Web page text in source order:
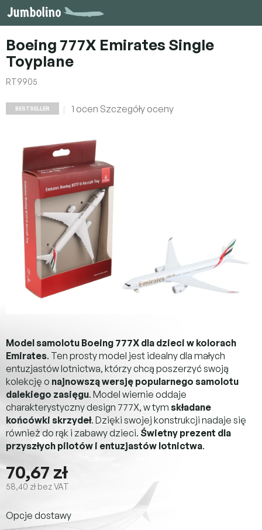
Przejść
do
Boeing 777X Emirates Single
Toyplane
RT9905
BESTSELLER
Średnia
wynosi
na
5
gwiazdek.
1 ocen Szczegóły oceny
70,67 zł
58,40 zł bez VAT
jednostkowa:
Opcje dostawy
Model samolotu Boeing 777X dla dzieci w kolorach
Emirates. Ten prosty model jest idealny dla małych
entuzjastów lotnictwa, którzy chcą poszerzyć swoją
kolekcję o najnowszą wersję popularnego samolotu
dalekiego zasięgu. Model wiernie oddaje
charakterystyczny design 777X, w tym składane
końcówki skrzydeł. Dzięki swojej konstrukcji nadaje się
również do rąk i zabawy dzieci. Świetny prezent dla
przyszłych pilotów i entuzjastów lotnictwa.